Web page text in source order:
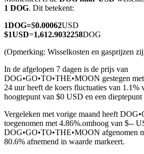
USDC-futures
Futures met USDC als onderpand
1 DOG. Dit betekent:
1DOG=$0.00062USD
$1USD=1,612.9032258DOG
(Opmerking: Wisselkosten en gasprijzen
In de afgelopen 7 dagen is de prijs van
DOG•GO•TO•THE•MOON gestegen
24 uur heeft de koers fluctuaties van 1.1%
hoogtepunt van $0 USD en een
Vergeleken met vorige maand heeft
toegenomen met 4.86%.omhoog van $--
DOG•GO•TO•THE•MOON afgenomen
80.6% afnemend in waarde markeert.